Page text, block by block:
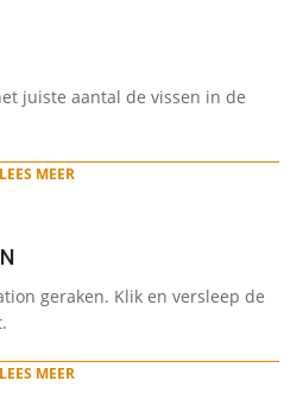
juiste aantal de vissen in de
LEES MEER
geraken. Klik en versleep de
LEES MEER